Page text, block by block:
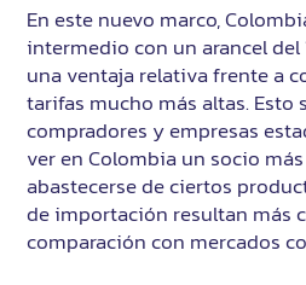
En este nuevo marco,
intermedio con un arancel del
una ventaja relativa frente a
tarifas mucho más altas. Esto
compradores y empresas
ver en Colombia un socio
abastecerse de ciertos
de importación resultan más
comparación con mercados